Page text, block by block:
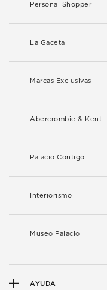
Personal Shopper
La Gaceta
Marcas Exclusivas
Abercrombie & Kent
Palacio Contigo
Interiorismo
Museo Palacio
AYUDA